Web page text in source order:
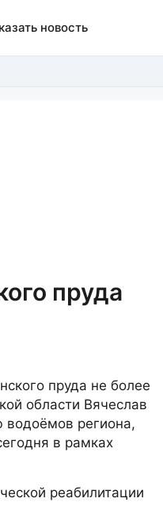
новость
пруда
пруда не более
области Вячеслав
региона,
в рамках
реабилитации